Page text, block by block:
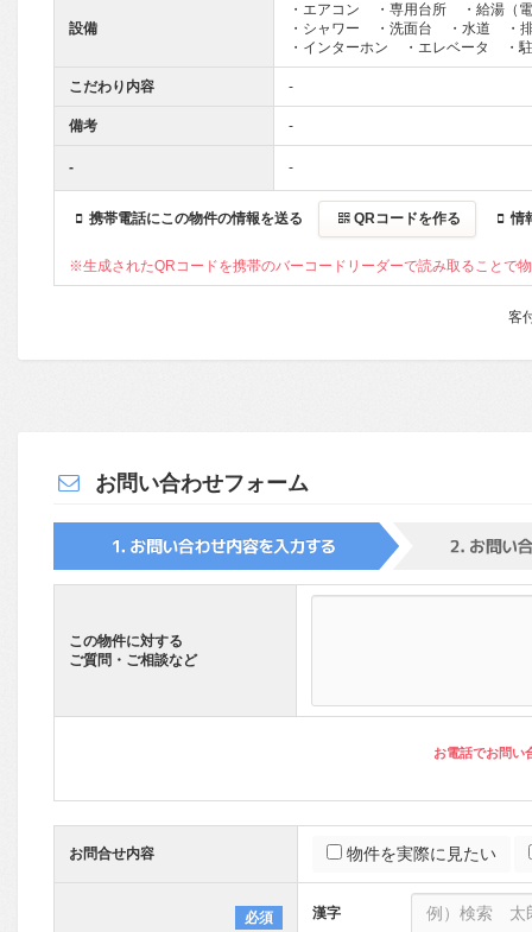
設備
・エアコン ・専用台所
・給湯（
・シャワー
・洗面台 ・水道
・
・インターホン
・エレベータ ・
こだわり内容 -
備考 -
- -
携帯電話にこの物件の情報を送る QRコードを作る 情
※生成されたQRコードを携帯のバーコードリーダーで読み取ることで
客